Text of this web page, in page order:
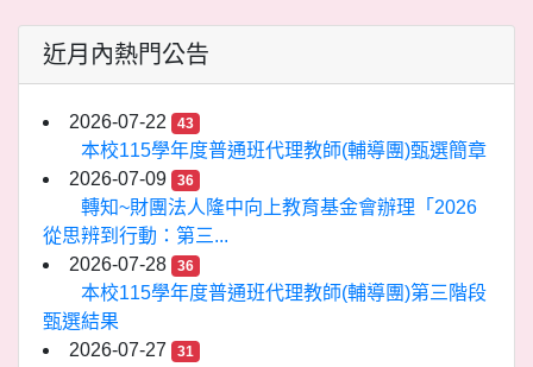
近月內熱門公告
2026-07-22 43
本校115學年度普通班代理教師(輔導團)甄選簡章
2026-07-09
36
轉知~財團法人隆中向上教育基金會辦理「2026
從思辨到行動：第三...
2026-07-28
36
本校115學年度普通班代理教師(輔導團)第三階段
甄選結果
2026-07-27
31